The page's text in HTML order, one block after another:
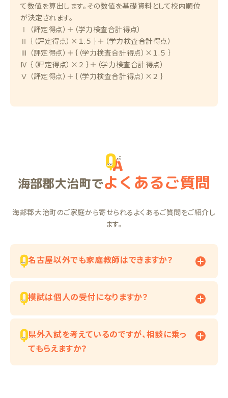
て数値を算出します。その数値を基礎資料として校内順位
が決定されます。
Ⅰ （評定得点）＋（学力検査合計得点）
Ⅱ ｛（評定得点）×１.５ ｝＋（学力検査合計得点）
Ⅲ （評定得点）＋｛（学力検査合計得点）×１.５ ｝
Ⅳ ｛（評定得点）×２ ｝＋（学力検査合計得点）
Ⅴ （評定得点）＋｛（学力検査合計得点）×２ ｝
海部郡大治町でよくあるご質問
海部郡大治町のご家庭から寄せられるよくあるご質問をご紹介し
ます。
名古屋以外でも家庭教師はできますか？
模試は個人の受付になりますか？
県外入試を考えているのですが、相談に乗っ
てもらえますか？